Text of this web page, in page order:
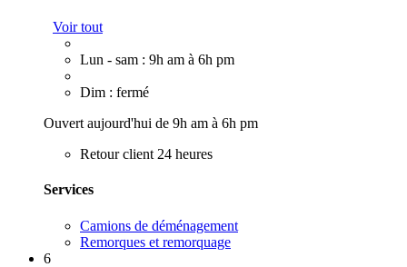
Voir tout
Lun - sam : 9h am à 6h pm
Dim : fermé
Ouvert aujourd'hui de 9h am à 6h pm
Retour client 24 heures
Services
Camions de déménagement
Remorques et remorquage
6